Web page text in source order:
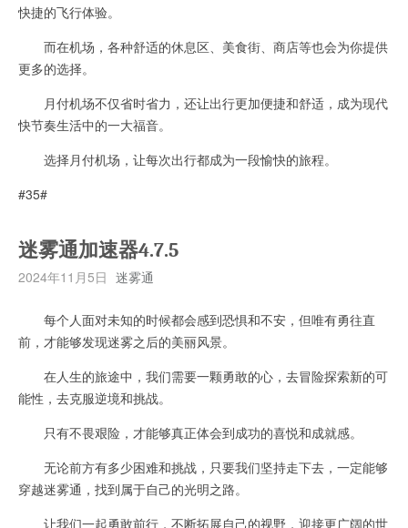
快捷的飞行体验。
而在机场，各种舒适的休息区、美食街、商店等也会为你提供
更多的选择。
月付机场不仅省时省力，还让出行更加便捷和舒适，成为现代
快节奏生活中的一大福音。
选择月付机场，让每次出行都成为一段愉快的旅程。
#35#
迷雾通加速器4.7.5
2024年11月5日 迷雾通
每个人面对未知的时候都会感到恐惧和不安，但唯有勇往直
前，才能够发现迷雾之后的美丽风景。
在人生的旅途中，我们需要一颗勇敢的心，去冒险探索新的可
能性，去克服逆境和挑战。
只有不畏艰险，才能够真正体会到成功的喜悦和成就感。
无论前方有多少困难和挑战，只要我们坚持走下去，一定能够
穿越迷雾通，找到属于自己的光明之路。
让我们一起勇敢前行，不断拓展自己的视野，迎接更广阔的世